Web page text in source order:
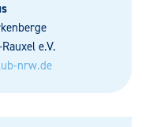
e.V.
nrw.de